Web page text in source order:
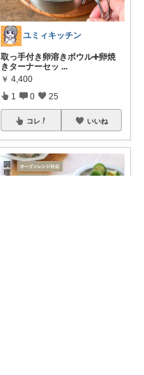
ユミィキッチン
取っ手付き卵溶きボウル➕卵焼
きターナーセッ ...
￥ 4,400
1 0 25
コレ いいね